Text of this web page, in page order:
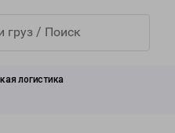
логистика